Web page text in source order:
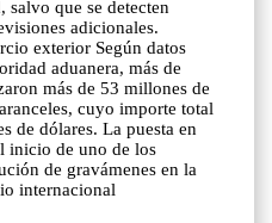
salvo que se detecten
adicionales.
exterior Según datos
aduanera, más de
más de 53 millones de
cuyo importe total
de dólares. La puesta en
inicio de uno de los
de gravámenes en la
internacional